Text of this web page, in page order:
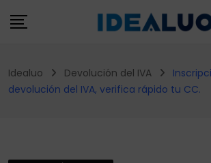
to
Idealuo Devolución del IVA
devolución del IVA, verifica rápido tu CC.